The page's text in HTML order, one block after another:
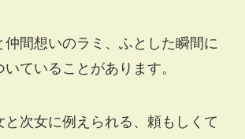
仲間想いのラミ、ふとした瞬間に
ていることがあります。
と次女に例えられる、頼もしくて